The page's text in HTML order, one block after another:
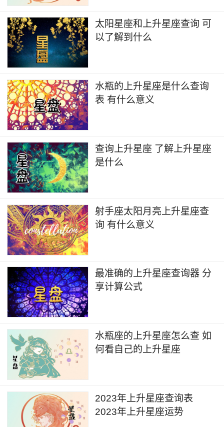
太阳星座和上升星座查询 可
以了解到什么
水瓶的上升星座是什么查询
表 有什么意义
查询上升星座 了解上升星座
是什么
射手座太阳月亮上升星座查
询 有什么意义
最准确的上升星座查询器 分
享计算公式
水瓶座的上升星座怎么查 如
何看自己的上升星座
2023年上升星座查询表
2023年上升星座运势